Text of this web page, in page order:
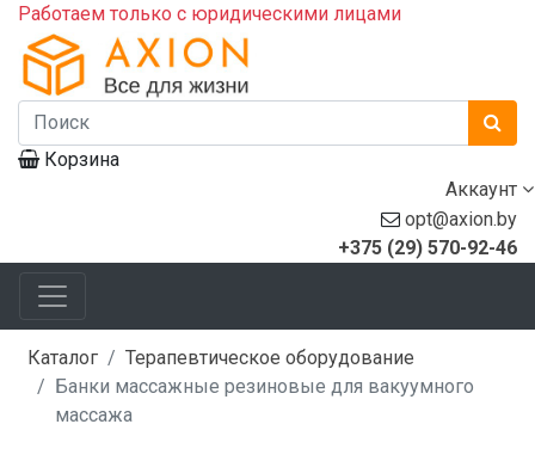
Работаем только с юридическими лицами
Корзина
Аккаунт
opt@axion.by
+375 (29) 570-92-46
Каталог
Терапевтическое оборудование
Банки массажные резиновые для вакуумного
массажа